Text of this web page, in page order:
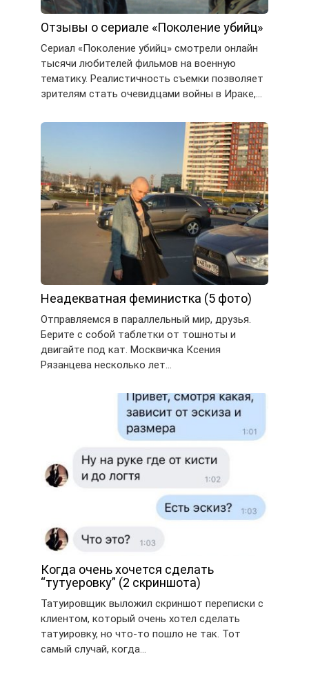
Отзывы о сериале «Поколение убийц»
Сериал «Поколение убийц» смотрели онлайн
тысячи любителей фильмов на военную
тематику. Реалистичность съемки позволяет
зрителям стать очевидцами войны в Ираке,…
Неадекватная феминистка (5 фото)
Отправляемся в параллельный мир, друзья.
Берите с собой таблетки от тошноты и
двигайте под кат. Москвичка Ксения
Рязанцева несколько лет…
Когда очень хочется сделать
“тутуеровку” (2 скриншота)
Татуировщик выложил скриншот переписки с
клиентом, который очень хотел сделать
татуировку, но что-то пошло не так. Тот
самый случай, когда…